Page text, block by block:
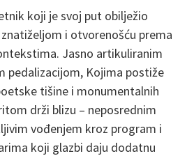
koji je svoj put obilježio
i otvorenošću prema
Jasno artikuliranim
pedalizacijom, Kojima postiže
tišine i monumentalnih
drži blizu – neposrednim
vođenjem kroz program i
koji glazbi daju dodatnu